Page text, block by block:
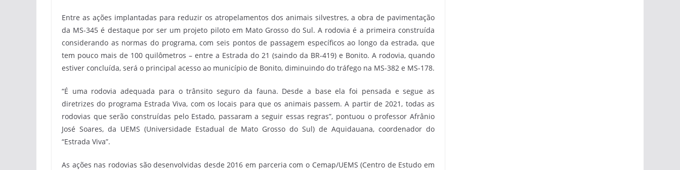
Entre as ações implantadas para reduzir os atropelamentos dos animais silvestres, a obra de pavimentação
da MS-345 é destaque por ser um projeto piloto em Mato Grosso do Sul. A rodovia é a primeira construída
considerando as normas do programa, com seis pontos de passagem específicos ao longo da estrada, que
tem pouco mais de 100 quilômetros – entre a Estrada do 21 (saindo da BR-419) e Bonito. A rodovia, quando
estiver concluída, será o principal acesso ao município de Bonito, diminuindo do tráfego na MS-382 e MS-178.
“É uma rodovia adequada para o trânsito seguro da fauna. Desde a base ela foi pensada e segue as
diretrizes do programa Estrada Viva, com os locais para que os animais passem. A partir de 2021, todas as
rodovias que serão construídas pelo Estado, passaram a seguir essas regras”, pontuou o professor Afrânio
José Soares, da UEMS (Universidade Estadual de Mato Grosso do Sul) de Aquidauana, coordenador do
“Estrada Viva”.
As ações nas rodovias são desenvolvidas desde 2016 em parceria com o Cemap/UEMS (Centro de Estudo em